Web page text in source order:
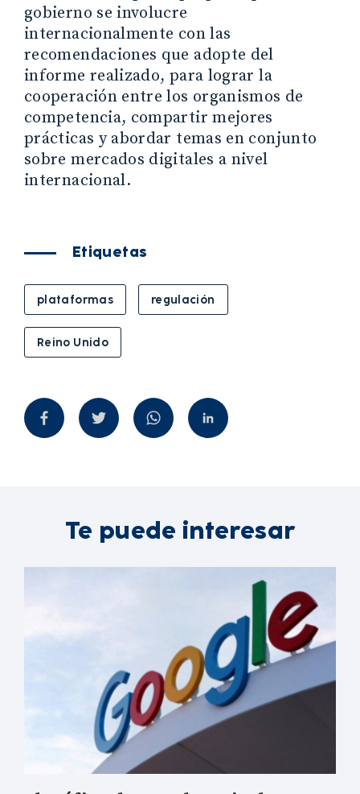
gobierno se involucre
internacionalmente con las
recomendaciones que adopte del
informe realizado, para lograr la
cooperación entre los organismos de
competencia, compartir mejores
prácticas y abordar temas en conjunto
sobre mercados digitales a nivel
internacional.
Etiquetas
plataformas regulación
Reino Unido
Te puede interesar